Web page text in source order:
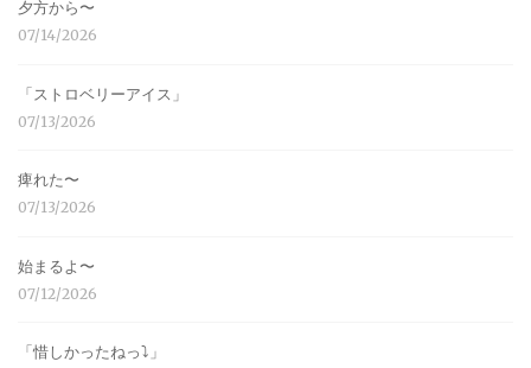
夕方から〜
07/14/2026
「ストロベリーアイス」
07/13/2026
痺れた〜
07/13/2026
始まるよ〜
07/12/2026
「惜しかったねっ⤵︎」